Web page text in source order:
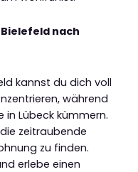
nach
kannst du dich voll
während
in Lübeck kümmern.
zeitraubende
zu finden.
erlebe einen